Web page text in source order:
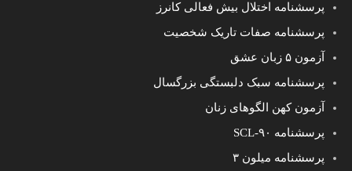
پرسشنامه اختلال بیش فعالی کانرز
پرسشنامه صفات تاریک شخصیت
آزمون ۵ زبان عشق
پرسشنامه سبک دلبستگی بزرگسال
آزمون کهن الگوهای زنان
پرسشنامه SCL-۹۰
پرسشنامه میلون ۳